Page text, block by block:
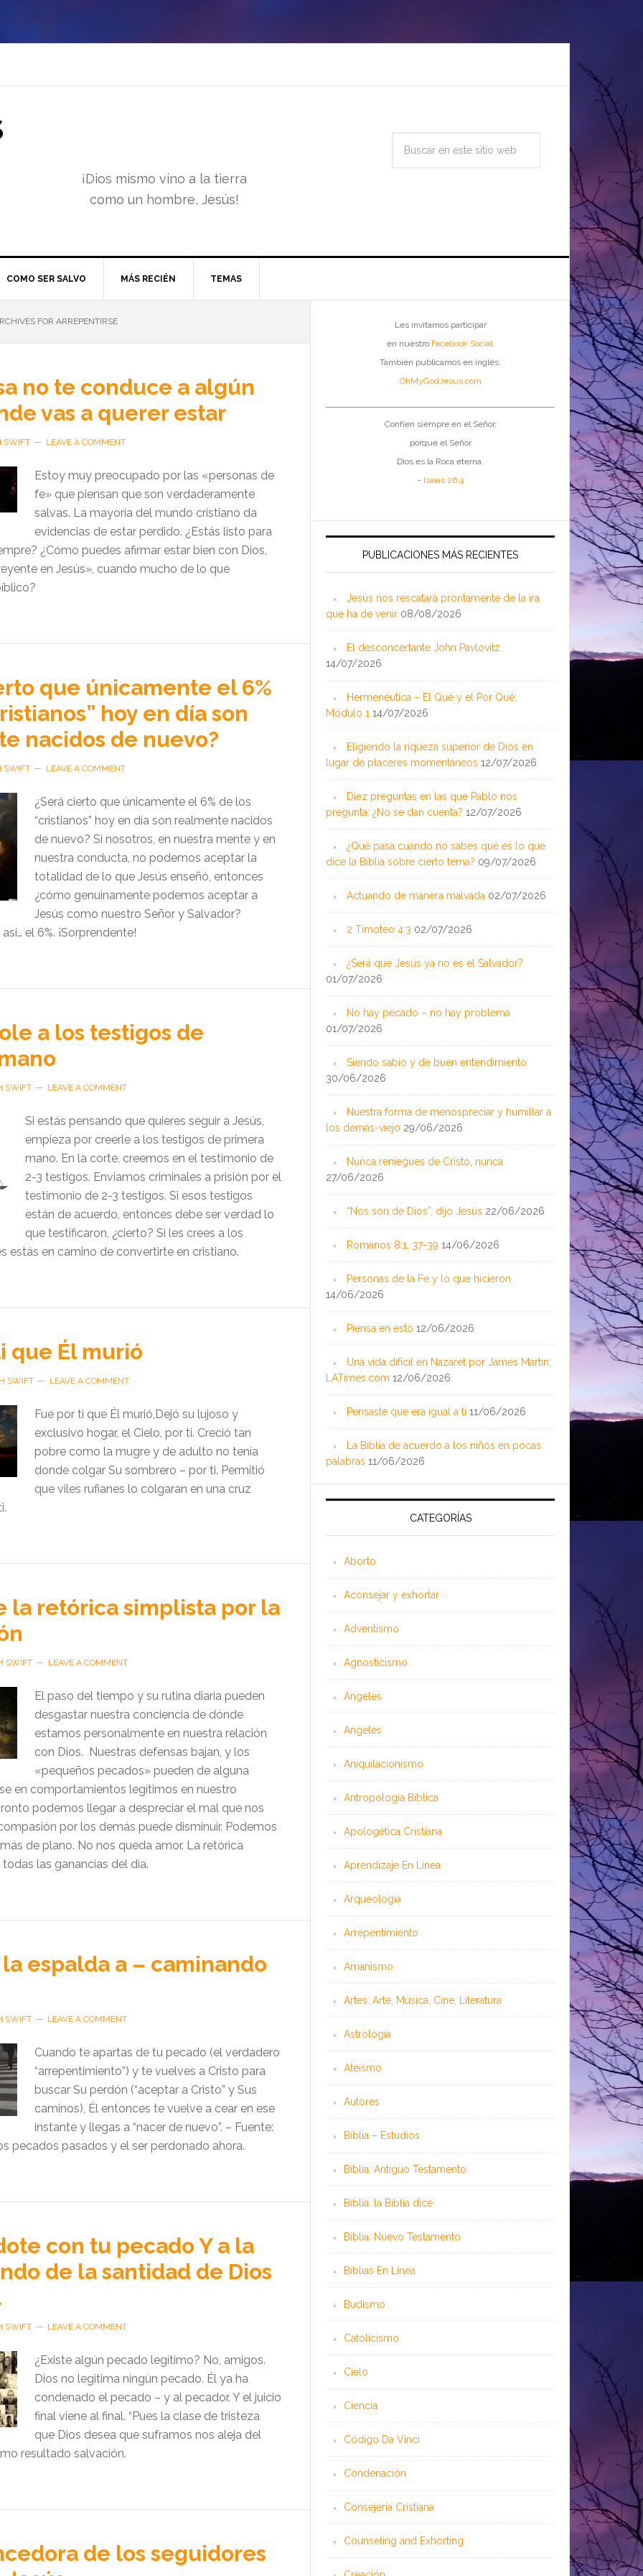
¡Dios mismo vino a la tierra
como un hombre, Jesús!
COMO SER SALVO MÁS RECIÉN TEMAS
FOR ARREPENTIRSE
no te conduce a algún
vas a querer estar
SWIFT LEAVE A COMMENT
Estoy muy preocupado por las «personas de
fe» que piensan que son verdaderamente
salvas. La mayoría del mundo cristiano da
evidencias de estar perdido. ¿Estás listo para
¿Cómo puedes afirmar estar bien con Dios,
en Jesús», cuando mucho de lo que
que únicamente el 6%
hoy en día son
nacidos de nuevo?
SWIFT LEAVE A COMMENT
¿Será cierto que únicamente el 6% de los
“cristianos” hoy en día son realmente nacidos
de nuevo? Si nosotros, en nuestra mente y en
nuestra conducta, no podemos aceptar la
totalidad de lo que Jesús enseñó, entonces
¿cómo genuinamente podemos aceptar a
Jesús como nuestro Señor y Salvador?
el 6%. ¡Sorprendente!
a los testigos de
SWIFT LEAVE A COMMENT
Si estás pensando que quieres seguir a Jesús,
empieza por creerle a los testigos de primera
mano. En la corte, creemos en el testimonio de
2-3 testigos. Enviamos criminales a prisión por el
testimonio de 2-3 testigos. Si esos testigos
están de acuerdo, entonces debe ser verdad lo
que testificaron, ¿cierto? Si les crees a los
estás en camino de convertirte en cristiano.
que Él murió
SWIFT LEAVE A COMMENT
Fue por ti que Él murió,Dejó su lujoso y
exclusivo hogar, el Cielo, por ti. Creció tan
pobre como la mugre y de adulto no tenía
donde colgar Su sombrero – por ti. Permitió
que viles rufianes lo colgaran en una cruz
la retórica simplista por la
SWIFT LEAVE A COMMENT
El paso del tiempo y su rutina diaria pueden
desgastar nuestra conciencia de dónde
estamos personalmente en nuestra relación
con Dios. Nuestras defensas bajan, y los
«pequeños pecados» pueden de alguna
en comportamientos legítimos en nuestro
podemos llegar a despreciar el mal que nos
por los demás puede disminuir. Podemos
de plano. No nos queda amor. La retórica
las ganancias del día.
espalda a – caminando
SWIFT LEAVE A COMMENT
Cuando te apartas de tu pecado (el verdadero
“arrepentimiento”) y te vuelves a Cristo para
buscar Su perdón (“aceptar a Cristo” y Sus
caminos), Él entonces te vuelve a cear en ese
instante y llegas a “nacer de nuevo”. – Fuente:
pecados pasados y el ser perdonado ahora.
con tu pecado Y a la
de la santidad de Dios
SWIFT LEAVE A COMMENT
¿Existe algún pecado legítimo? No, amigos.
Dios no legitima ningún pecado. Él ya ha
condenado el pecado – y al pecador. Y el juicio
final viene al final. “Pues la clase de tristeza
que Dios desea que suframos nos aleja del
resultado salvación.
de los seguidores
Les invitamos participar
en nuestro Facebook Social.
También publicamos en inglés:
OhMyGodJesus.com
Confíen siempre en el Señor,
porque el Señor
Dios es la Roca eterna.
- Isaías 26:4
PUBLICACIONES MÁS RECIENTES
Jesús nos rescatará prontamente de la ira
que ha de venir 08/08/2026
El desconcertante John Pavlovitz
14/07/2026
Hermenéutica – El Qué y el Por Qué:
Módulo 1 14/07/2026
Eligiendo la riqueza superior de Dios en
lugar de placeres momentáneos 12/07/2026
Diez preguntas en las que Pablo nos
pregunta: ¿No se dan cuenta? 12/07/2026
¿Qué pasa cuando no sabes qué es lo que
dice la Biblia sobre cierto tema? 09/07/2026
Actuando de manera malvada 02/07/2026
2 Timoteo 4:3 02/07/2026
¿Será que Jesús ya no es el Salvador?
01/07/2026
No hay pecado – no hay problema
01/07/2026
Siendo sabio y de buen entendimiento
30/06/2026
Nuestra forma de menospreciar y humillar a
los demás-viejo 29/06/2026
Nunca reniegues de Cristo, nunca
27/06/2026
“Nos son de Dios”, dijo Jesús 22/06/2026
Romanos 8:1, 37-39 14/06/2026
Personas de la Fe y lo que hicieron
14/06/2026
Piensa en esto 12/06/2026
Una vida difícil en Nazaret por James Martin;
LATimes.com 12/06/2026
Pensaste que era igual a ti 11/06/2026
La Biblia de acuerdo a los niños en pocas
palabras 11/06/2026
CATEGORÍAS
Aborto
Aconsejar y exhortar
Adventismo
Agnosticismo
Ángeles
Angeles
Aniquilacionismo
Antropología Bíblica
Apologética Cristiana
Aprendizaje En Línea
Arqueología
Arrepentimiento
Arrianismo
Artes: Arte, Música, Cine, Literatura
Astrología
Ateísmo
Autores
Biblia – Estudios
Biblia: Antiguo Testamento
Biblia: la Biblia dice
Biblia: Nuevo Testamento
Bíblias En Línea
Budismo
Catolicismo
Cielo
Ciencia
Código Da Vinci
Condenación
Consejería Cristiana
Counseling and Exhorting